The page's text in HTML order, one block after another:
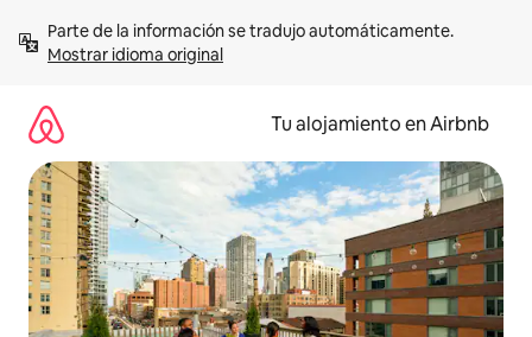
contenidoMostrar idioma original
Tu alojamiento en Airbnb